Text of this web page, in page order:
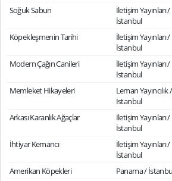
Soğuk Sabun
İletişim Yayınları /
İstanbul
Köpekleşmenin Tarihi
İletişim Yayınları /
İstanbul
Modern Çağın Canileri
İletişim Yayınları /
İstanbul
Memleket Hikayeleri
Leman Yayıncılık /
İstanbul
Arkası Karanlık Ağaçlar
İletişim Yayınları /
İstanbul
İhtiyar Kemancı
İletişim Yayınları /
İstanbul
Amerikan Köpekleri Panama /